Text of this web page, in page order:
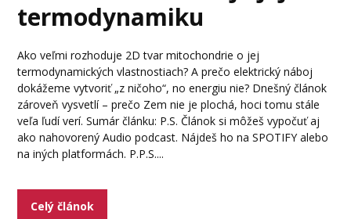
termodynamiku
Ako veľmi rozhoduje 2D tvar mitochondrie o jej
termodynamických vlastnostiach? A prečo elektrický náboj
dokážeme vytvoriť „z ničoho“, no energiu nie? Dnešný článok
zároveň vysvetlí – prečo Zem nie je plochá, hoci tomu stále
veľa ľudí verí. Sumár článku: P.S. Článok si môžeš vypočuť aj
ako nahovorený Audio podcast. Nájdeš ho na SPOTIFY alebo
na iných platformách. P.P.S....
Celý článok